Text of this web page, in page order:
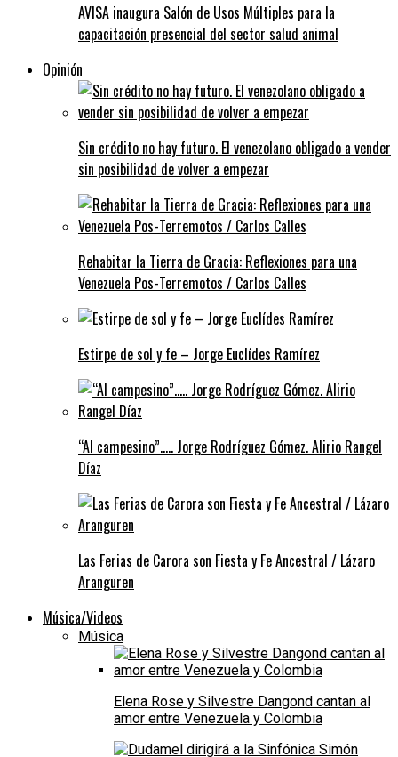
AVISA inaugura Salón de Usos Múltiples para la
capacitación presencial del sector salud animal
Opinión
Sin crédito no hay futuro. El venezolano obligado a vender
sin posibilidad de volver a empezar
Rehabitar la Tierra de Gracia: Reflexiones para una
Venezuela Pos-Terremotos / Carlos Calles
Estirpe de sol y fe – Jorge Euclídes Ramírez
“Al campesino”….. Jorge Rodríguez Gómez. Alirio Rangel
Díaz
Las Ferias de Carora son Fiesta y Fe Ancestral / Lázaro
Aranguren
Música/Videos
Música
Elena Rose y Silvestre Dangond cantan al
amor entre Venezuela y Colombia